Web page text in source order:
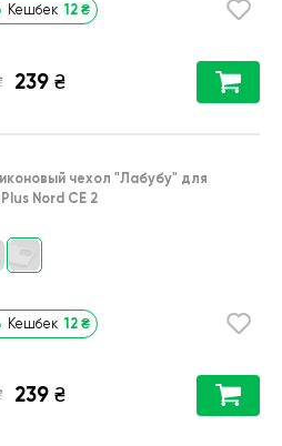
Кешбек 12 ₴
239 ₴
чехол "Лабубу" для
Nord CE 2
Кешбек 12 ₴
239 ₴